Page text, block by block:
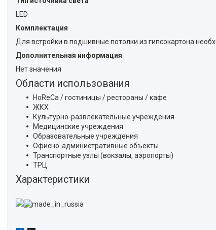
LED
Комплектация
Для встройки в подшивные потолки из гипсокартона
Дополнительная информация
Нет значения
Области использования
HoReCa / гостиницы / рестораны / кафе
ЖКХ
Культурно-развлекательные учреждения
Медицинские учреждения
Образовательные учреждения
Офисно-административные объекты
Транспортные узлы (вокзалы, аэропорты)
ТРЦ
Характеристики